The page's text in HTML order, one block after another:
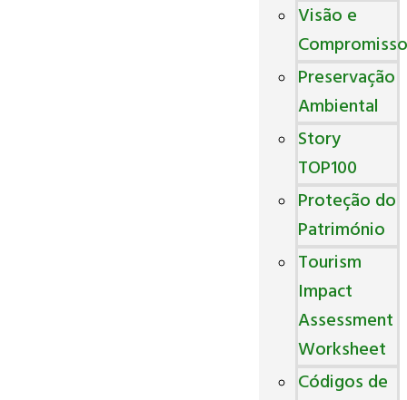
Visão e
Preservação
Ambiental
Story
TOP100
Proteção do
Património
Tourism
Impact
Assessment
Worksheet
Códigos de